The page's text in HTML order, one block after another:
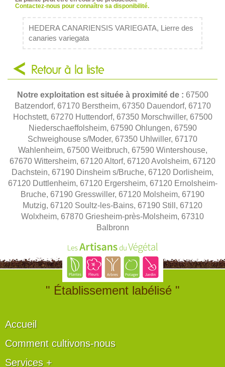
Contactez-nous pour connaître sa disponibilité.
HEDERA CANARIENSIS VARIEGATA, Lierre des
canaries variegata
Retour à la liste
Notre exploitation est située à proximité de : 67500
Batzendorf, 67170 Berstheim, 67350 Dauendorf, 67170
Hochstett, 67270 Huttendorf, 67350 Morschwiller, 67500
Niederschaeffolsheim, 67590 Ohlungen, 67590
Schweighouse s/Moder, 67350 Uhlwiller, 67170
Wahlenheim, 67500 Weitbruch, 67590 Wintershouse,
67670 Wittersheim, 67120 Altorf, 67120 Avolsheim, 67120
Dachstein, 67190 Dinsheim s/Bruche, 67120 Dorlisheim,
67120 Duttlenheim, 67120 Ergersheim, 67120 Ernolsheim-
Bruche, 67190 Gresswiller, 67120 Molsheim, 67190
Mutzig, 67120 Soultz-les-Bains, 67190 Still, 67120
Wolxheim, 67870 Griesheim-près-Molsheim, 67310
Balbronn
" Établissement labélisé "
Accueil
Comment cultivons-nous
Services +